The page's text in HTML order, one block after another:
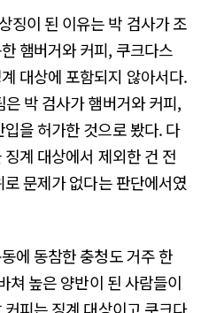
징이 된 이유는 박 검사가 조
햄버거와 커피, 쿠크다스
대상에 포함되지 않아서다.
박 검사가 햄버거와 커피,
을 허가한 것으로 봤다. 다
계 대상에서 제외한 건 전
문제가 없다는 판단에서였
에 동참한 충청도 거주 한
쳐 높은 양반이 된 사람들이